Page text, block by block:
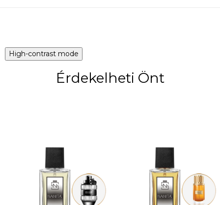
High-contrast mode
Érdekelheti Önt